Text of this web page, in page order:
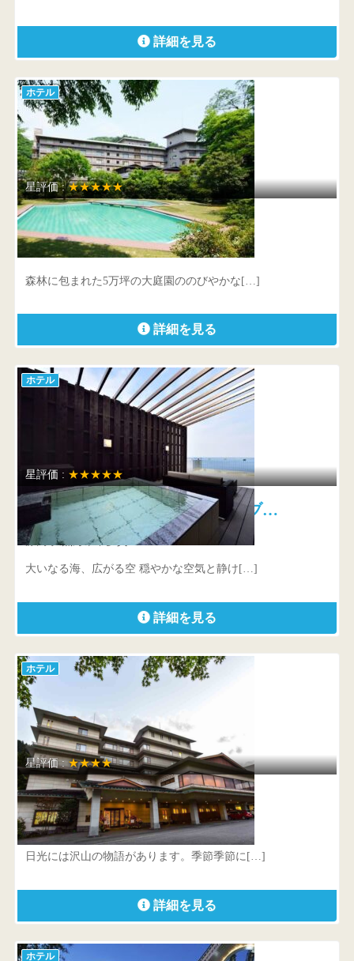
詳細を見る
ホテル
星評価 :★★★★★
西村屋ホテル招月庭
兵庫県 豊岡市城崎町湯島1016-2
森林に包まれた5万坪の大庭園ののびやかな[…]
詳細を見る
ホテル
星評価 : ★★★★★
オーベルジュ フォンテーヌ・ブ…
静岡県 熱海市下多賀1484-5
大いなる海、広がる空 穏やかな空気と静け[…]
詳細を見る
ホテル
星評価 :★★★★
日光千姫物語
栃木県 日光市安川町6-48
日光には沢山の物語があります。季節季節に[…]
詳細を見る
ホテル